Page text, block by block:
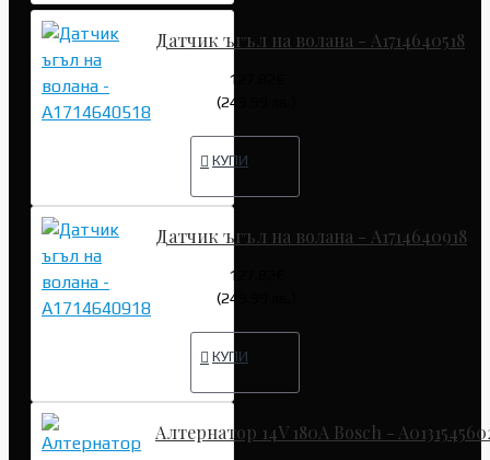
Датчик ъгъл на волана - A1714640518
127.82€
(249.99 лв.)
КУПИ
Датчик ъгъл на волана - A1714640918
127.82€
(249.99 лв.)
КУПИ
Алтернатор 14V 180A Bosch -